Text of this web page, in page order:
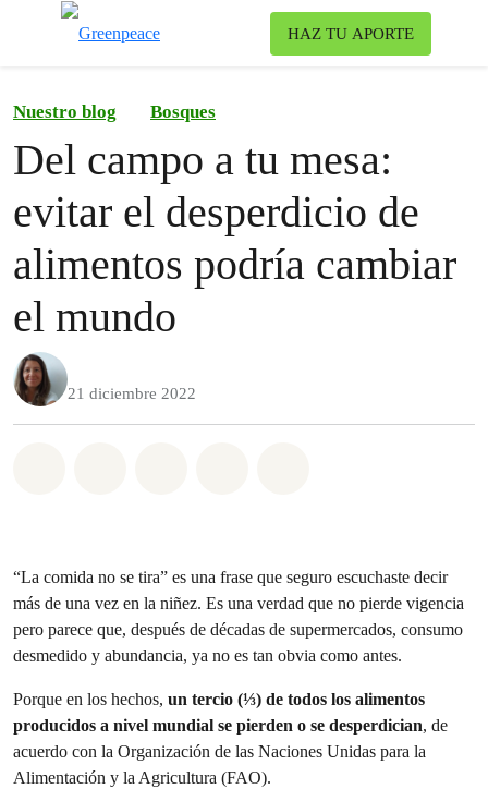
HAZ TU APORTE
Nuestro blog Bosques
Del campo a tu mesa:
evitar el desperdicio de
alimentos podría cambiar
el mundo
21 diciembre 2022
“La comida no se tira” es una frase que seguro escuchaste decir
más de una vez en la niñez. Es una verdad que no pierde vigencia
pero parece que, después de décadas de supermercados, consumo
desmedido y abundancia, ya no es tan obvia como antes.
Porque en los hechos, un tercio (⅓) de todos los alimentos
producidos a nivel mundial se pierden o se desperdician, de
acuerdo con la Organización de las Naciones Unidas para la
Alimentación y la Agricultura (FAO).